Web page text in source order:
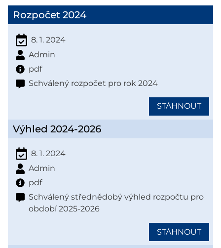
Rozpočet 2024
8. 1. 2024
Admin
pdf
Schválený rozpočet pro rok 2024
STÁHNOUT
Výhled 2024-2026
8. 1. 2024
Admin
pdf
Schválený střednědobý výhled rozpočtu pro
období 2025-2026
STÁHNOUT